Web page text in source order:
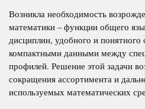
Возникла необходимость
математики – функции общего
дисциплин, удобного и
компактными данными между
профилей. Решение этой задачи
сокращения ассортимента и
используемых математических